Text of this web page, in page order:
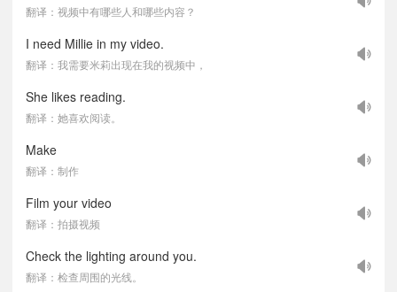
翻译：视频中有哪些人和哪些内容？
I need Millie in my video.
翻译：我需要米莉出现在我的视频中，
She likes reading.
翻译：她喜欢阅读。
Make
翻译：制作
Film your video
翻译：拍摄视频
Check the lighting around you.
翻译：检查周围的光线。